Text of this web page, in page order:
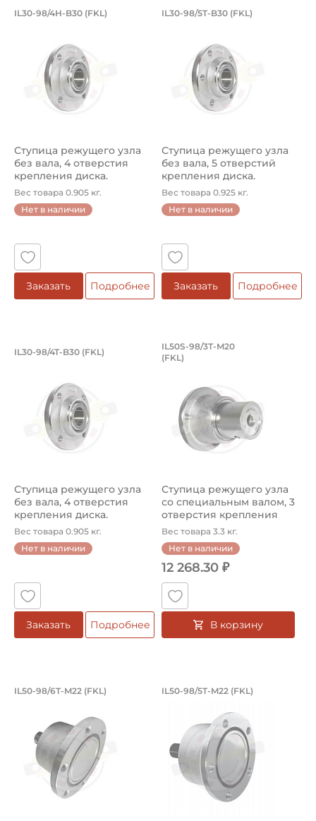
Ступица режущего узла без вала, 4
IL30-98/4H-B30 (FKL)
Ступица режущего узла
без вала, 4 отверстия
крепления диска.
Артикул IL...
Вес товара 0.905 кг.
Нет в наличии
Заказать Подробнее
Ступица режущего
IL30-98/5T-B30 (FKL)
Ступица режущего узла
без вала, 5 отверстий
крепления диска.
Артикул IL...
Вес товара 0.925 кг.
Нет в наличии
Заказать Подробнее
Ступица режущего узла без вала, 4
Ступица IL30-98/4T-B30 FKL режущего узла без вала,
IL30-98/4T-B30 (FKL)
Ступица режущего узла
без вала, 4 отверстия
крепления диска.
Артикул IL...
Вес товара 0.905 кг.
Нет в наличии
Заказать Подробнее
Ступица режущего
Ступица IL50S-98/3T-M20
IL50S-98/3T-M20
(FKL)
Ступица режущего узла
со специальным валом, 3
отверстия крепления
диска...
Вес товара 3.3 кг.
Нет в наличии
12 268.30 ₽
В корзину
Ступица режущего узла AgroPoint, с
IL50-98/6T-M22 (FKL) Ступица режущего
IL50-98/5T-M22 (FKL)